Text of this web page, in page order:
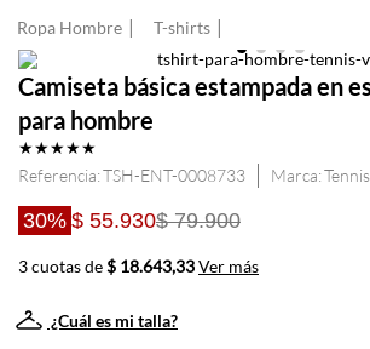
Ropa Hombre T-shirts
Camiseta básica estampada en
para hombre
★★★★★
Referencia:TSH-ENT-0008733 Tennis
30% $ 55.930$ 79.900
3 cuotas de$ 18.643,33Ver más
¿Cuál es mi talla?